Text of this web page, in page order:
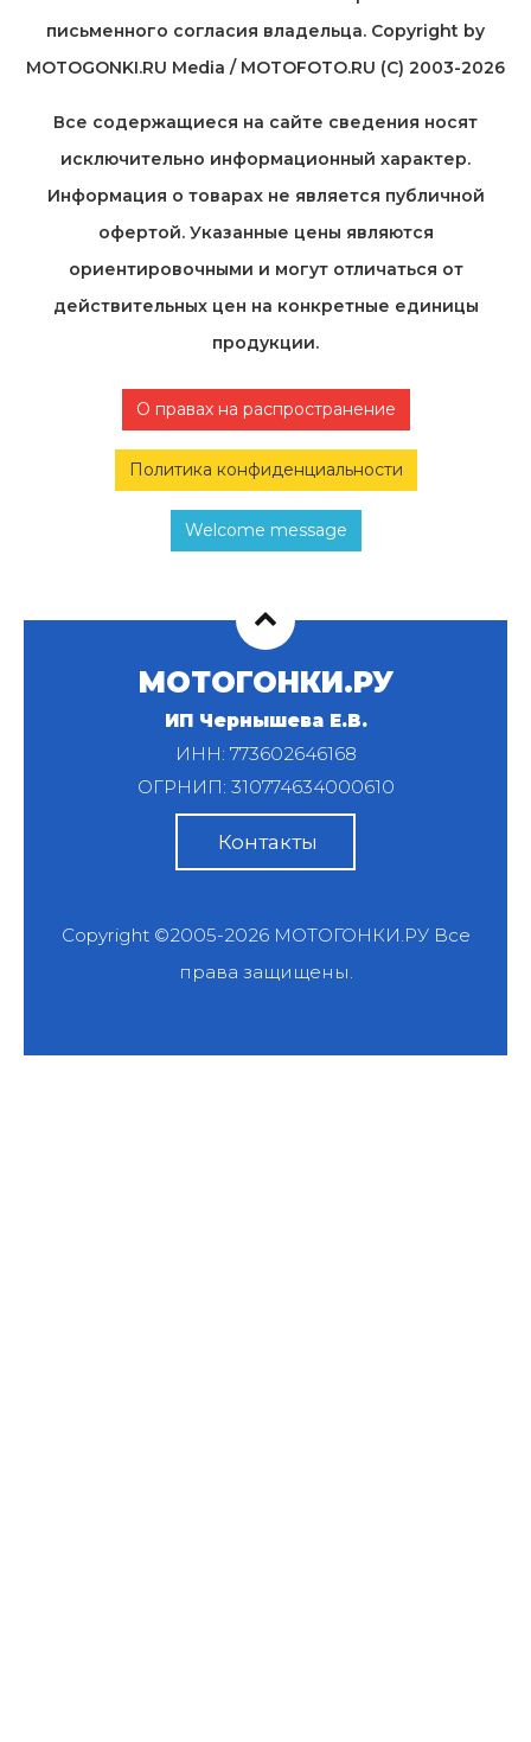
письменного согласия владельца. Copyright by
MOTOGONKI.RU Media / MOTOFOTO.RU (C) 2003-2026
Все содержащиеся на cайте сведения носят
исключительно информационный характер.
Информация о товарах не является публичной
офертой. Указанные цены являются
ориентировочными и могут отличаться от
действительных цен на конкретные единицы
продукции.
О правах на распространение
Политика конфиденциальности
Welcome message
МОТОГОНКИ.РУ
ИП Чернышева Е.В.
ИНН: 773602646168
ОГРНИП: 310774634000610
Контакты
Copyright ©2005-2026 МОТОГОНКИ.РУВсе
права защищены.